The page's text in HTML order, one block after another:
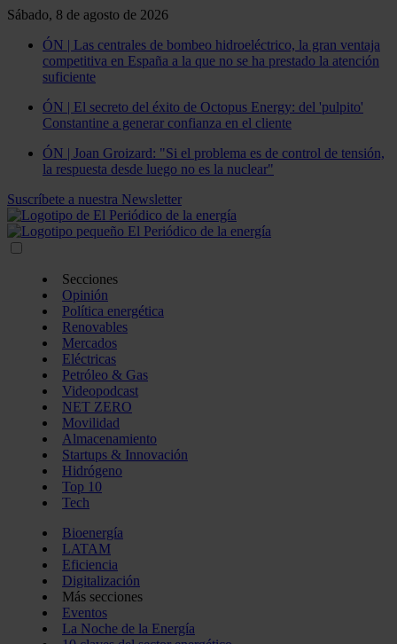
Sábado, 8 de agosto de 2026
ÓN | Las centrales de bombeo hidroeléctrico, la gran ventaja
competitiva en España a la que no se ha prestado la atención
suficiente
ÓN | El secreto del éxito de Octopus Energy: del 'pulpito'
Constantine a generar confianza en el cliente
ÓN | Joan Groizard: "Si el problema es de control de tensión,
la respuesta desde luego no es la nuclear"
Suscríbete a nuestra Newsletter
Secciones
Opinión
Política energética
Renovables
Mercados
Eléctricas
Petróleo & Gas
Videopodcast
NET ZERO
Movilidad
Almacenamiento
Startups & Innovación
Hidrógeno
Top 10
Tech
Bioenergía
LATAM
Eficiencia
Digitalización
Más secciones
Eventos
La Noche de la Energía